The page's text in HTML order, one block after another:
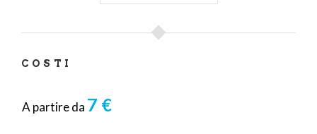
conservazione e la trasmissione delle informazioni. I
solo testimonianza materiale della produzione
che ne tramanda la memoria.
COSTI
A partire da 7 €